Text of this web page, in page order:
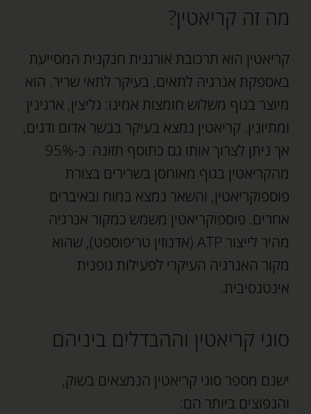
מה זה קריאטין?
קריאטין הוא תרכובת אורגנית חנקנית המסייעת
באספקת אנרגיה לתאים, בעיקר לתאי שריר. הוא
מיוצר בגוף משלוש חומצות אמינו: גליצין, ארגינין
ומתיונין. קריאטין נמצא בעיקר בבשר אדום ודגים,
אך ניתן לצרוך אותו גם כתוסף תזונה. כ-95%
מהקריאטין בגוף מאוחסן בשרירים בצורת
פוספוקריאטין, והשאר נמצא במוח ובאיברים
אחרים. פוספוקריאטין משמש כמקור אנרגיה
מהיר לייצור ATP (אדנוזין טריפוספט), שהוא
מקור האנרגיה העיקרי לפעילות גופנית
אינטנסיבית.
סוגי קריאטין וההבדלים ביניהם
ישנם מספר סוגי קריאטין הנמצאים בשוק,
והנפוצים ביותר הם: